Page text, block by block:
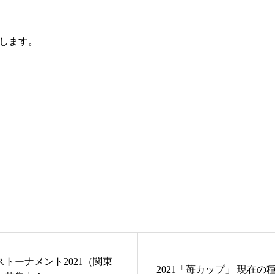
ます。
ーナメント2021（関東
2021「苺カップ」 現在の